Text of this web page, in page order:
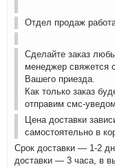
Отдел продаж
Сделайте заказ
менеджер свяжется
Вашего приезда.
Как только заказ
отправим смс-
Цена доставки
самостоятельно в
Срок доставки — 1-2
доставки — 3 часа, в